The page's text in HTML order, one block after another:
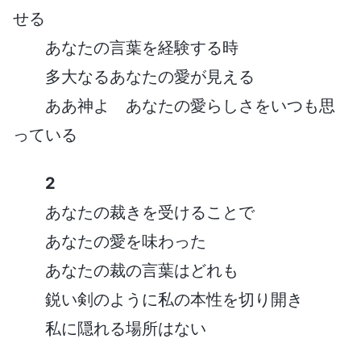
せる
あなたの言葉を経験する時
多大なるあなたの愛が見える
ああ神よ あなたの愛らしさをいつも思
っている
2
あなたの裁きを受けることで
あなたの愛を味わった
あなたの裁の言葉はどれも
鋭い剣のように私の本性を切り開き
私に隠れる場所はない